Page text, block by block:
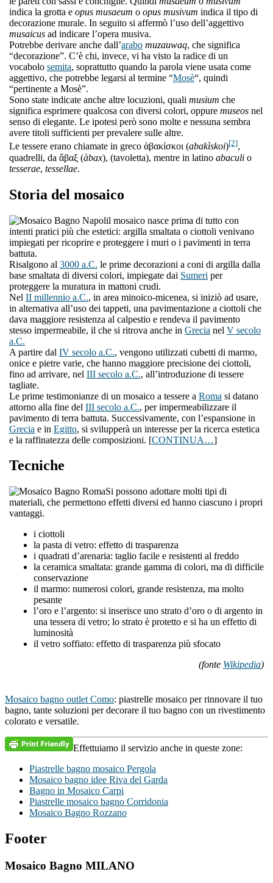
indica la grotta e opus musaeum o opus musivum indica il tipo di
decorazione murale. In seguito si affermò l’uso dell’aggettivo
musaicus ad indicare l’opera musiva.
Potrebbe derivare anche dall’arabo muzauwaq, che significa
“decorazione”. C’è chi, invece, vi ha visto la radice di un
vocabolo semita, soprattutto quando la parola viene usata come
aggettivo, che potrebbe legarsi al termine “Mosè“, quindi
“pertinente a Mosè”.
Sono state indicate anche altre locuzioni, quali musium che
significa esprimere qualcosa con diversi colori, oppure museos nel
senso di elegante. Le ipotesi però sono molte e nessuna sembra
avere titoli sufficienti per prevalere sulle altre.
Le tessere erano chiamate in greco ἀβακίσκοι (abakìskoi)[2],
quadrelli, da ἄβαξ (àbax), (tavoletta), mentre in latino abaculi o
tesserae, tessellae.
Storia del mosaico
l mosaico nasce prima di tutto con
intenti pratici più che estetici: argilla smaltata o ciottoli venivano
impiegati per ricoprire e proteggere i muri o i pavimenti in terra
battuta.
Risalgono al 3000 a.C. le prime decorazioni a coni di argilla dalla
base smaltata di diversi colori, impiegate dai Sumeri per
proteggere la muratura in mattoni crudi.
Nel II millennio a.C., in area minoico-micenea, si iniziò ad usare,
in alternativa all’uso dei tappeti, una pavimentazione a ciottoli che
dava maggiore resistenza al calpestio e rendeva il pavimento
stesso impermeabile, il che si ritrova anche in Grecia nel V secolo
a.C.
A partire dal IV secolo a.C., vengono utilizzati cubetti di marmo,
onice e pietre varie, che hanno maggiore precisione dei ciottoli,
fino ad arrivare, nel III secolo a.C., all’introduzione di tessere
tagliate.
Le prime testimonianze di un mosaico a tessere a Roma si datano
attorno alla fine del III secolo a.C., per impermeabilizzare il
pavimento di terra battuta. Successivamente, con l’espansione in
Grecia e in Egitto, si svilupperà un interesse per la ricerca estetica
e la raffinatezza delle composizioni. [CONTINUA…]
Tecniche
Si possono adottare molti tipi di
materiali, che permettono effetti diversi ed hanno ciascuno i propri
vantaggi.
i ciottoli
la pasta di vetro: effetto di trasparenza
i quadrati d’arenaria: taglio facile e resistenti al freddo
la ceramica smaltata: grande gamma di colori, ma di difficile
conservazione
il marmo: numerosi colori, grande resistenza, ma molto
pesante
l’oro e l’argento: si inserisce uno strato d’oro o di argento in
una tessera di vetro; lo strato è protetto e si ha un effetto di
luminosità
il vetro soffiato: effetto di trasparenza più sfocato
(fonte Wikipedia)
Mosaico bagno outlet Como: piastrelle mosaico per rinnovare il tuo
bagno, tante soluzioni per decorare il tuo bagno con un rivestimento
colorato e versatile.
Effettuiamo il servizio anche in queste zone:
Piastrelle bagno mosaico Pergola
Mosaico bagno idee Riva del Garda
Bagno in Mosaico Carpi
Piastrelle mosaico bagno Corridonia
Mosaico Bagno Rozzano
Footer
Mosaico Bagno MILANO